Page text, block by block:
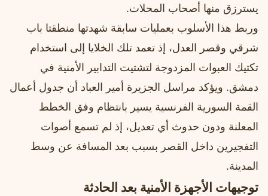
يسترزق منها أصحاب المحلات.
وربط هذا الأسلوب بعمليات سابقة شهدتها منطقتا باب
شرقي وقصر العدل، إذ تعمد تلك الخلايا إلى استخدام
تكتيك العبوات المزدوجة لتشتيت التدابير الأمنية في
دمشق. ويؤكد مراسل الجزيرة أمير العباد أن جدول أعمال
القمة السورية الفرنسية يسير بانتظام وفق الخطط
المعلنة ودون حدوث أي تعديل، إذ لم تسمع أصوات
التفجيرين داخل القصر بسبب بعد المسافة عن وسط
المدينة.
توجيهات الأجهزة الأمنية بعد الحادثة